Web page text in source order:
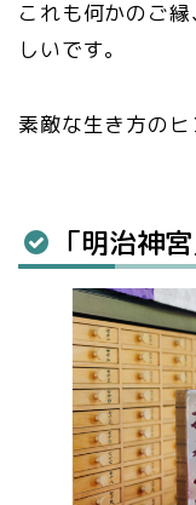
これも何かのご
しいです。
素敵な生き方のヒ
「明治神